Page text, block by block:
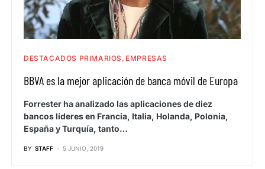
DESTACADOS PRIMARIOS EMPRESAS
BBVA es la mejor aplicación de banca móvil de Europa
Forrester ha analizado las aplicaciones de diez
bancos líderes en Francia, Italia, Holanda, Polonia,
España y Turquía, tanto…
BY STAFF 5 JUNIO, 2019